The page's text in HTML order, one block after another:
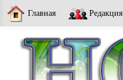
Главная Редакция